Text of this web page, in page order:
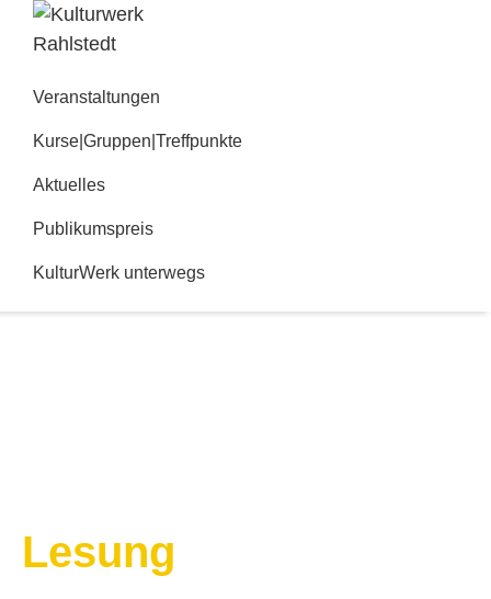
Hauptnavigation
Zum
Inhalt
Rahlstedt
Veranstaltungen
Kurse|Gruppen|Treffpunkte
Aktuelles
Publikumspreis
KulturWerk unterwegs
Lesung